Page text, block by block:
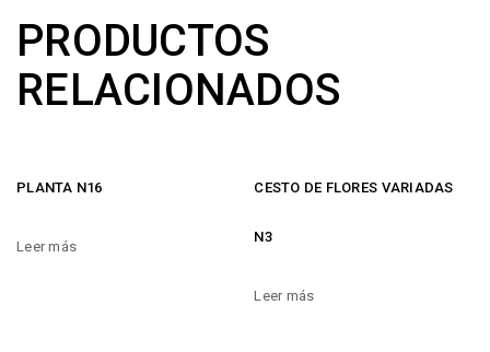
PRODUCTOS
RELACIONADOS
PLANTA N16
Leer más
CESTO DE FLORES VARIADAS
N3
Leer más